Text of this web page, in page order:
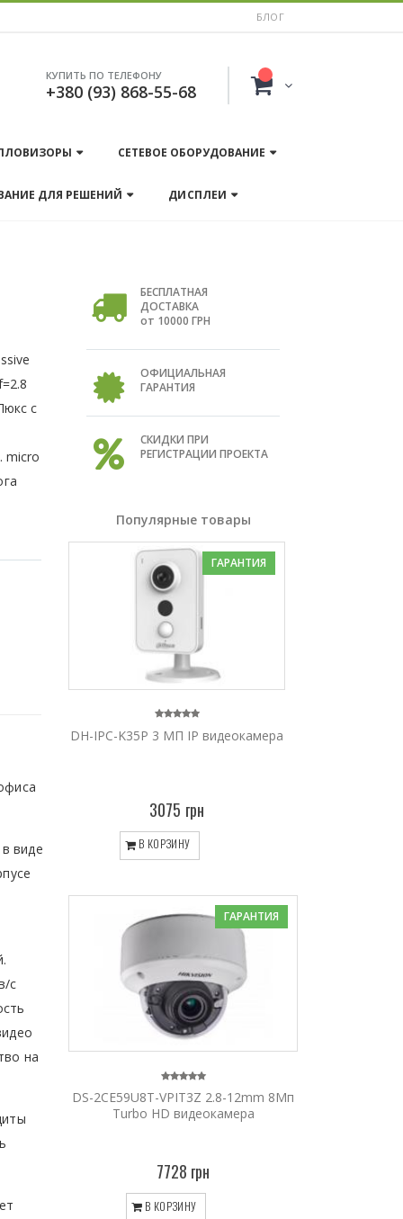
БЛОГ
КУПИТЬ ПО ТЕЛЕФОНУ
+380 (93) 868-55-68
СЕТЕВОЕ ОБОРУДОВАНИЕ
ДЛЯ РЕШЕНИЙ ДИСПЛЕИ
с
micro
виде
с
на
БЕСПЛАТНАЯ
ДОСТАВКА
от 10000 ГРН
ОФИЦИАЛЬНАЯ
ГАРАНТИЯ
СКИДКИ ПРИ
РЕГИСТРАЦИИ ПРОЕКТА
Популярные товары
ГАРАНТИЯ
DH-IPC-K35P 3 МП IP видеокамера
3075 грн
В КОРЗИНУ
ГАРАНТИЯ
DS-2CE59U8T-VPIT3Z 2.8-12mm 8Мп
Turbo HD видеокамера
7728 грн
В КОРЗИНУ